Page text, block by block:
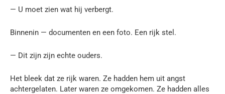
— U moet zien wat hij verbergt.
Binnenin — documenten en een foto. Een rijk stel.
— Dit zijn zijn echte ouders.
Het bleek dat ze rijk waren. Ze hadden hem uit angst
achtergelaten. Later waren ze omgekomen. Ze hadden alles